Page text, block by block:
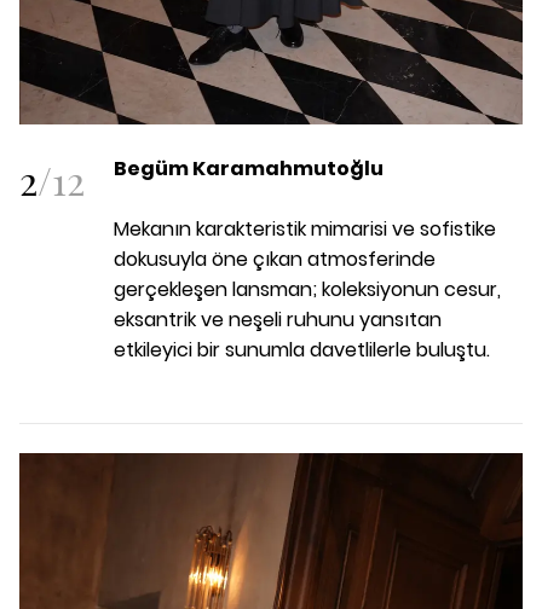
2/12 Begüm Karamahmutoğlu
Mekanın karakteristik mimarisi ve sofistike
dokusuyla öne çıkan atmosferinde
gerçekleşen lansman; koleksiyonun cesur,
eksantrik ve neşeli ruhunu yansıtan
etkileyici bir sunumla davetlilerle buluştu.